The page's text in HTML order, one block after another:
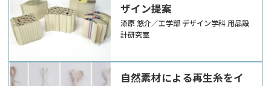
ザイン提案
漆原 悠介／工学部 デザイン学科 用品設
計研究室
自然素材による再生糸をイ